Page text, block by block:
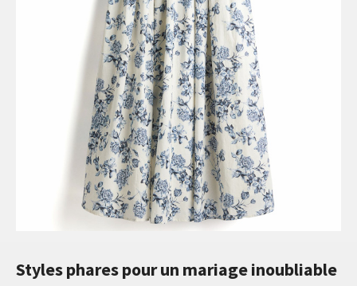
Styles phares pour un mariage inoubliable